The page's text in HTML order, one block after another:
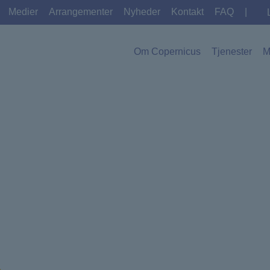
Medier Arrangementer Nyheder Kontakt FAQ
Om Copernicus Tjenester